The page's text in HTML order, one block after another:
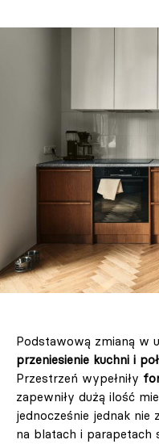
Podstawową zmianą w
przeniesienie kuchni i
Przestrzeń wypełniły
zapewniły dużą ilość
jednocześnie jednak nie
na blatach i parapetach